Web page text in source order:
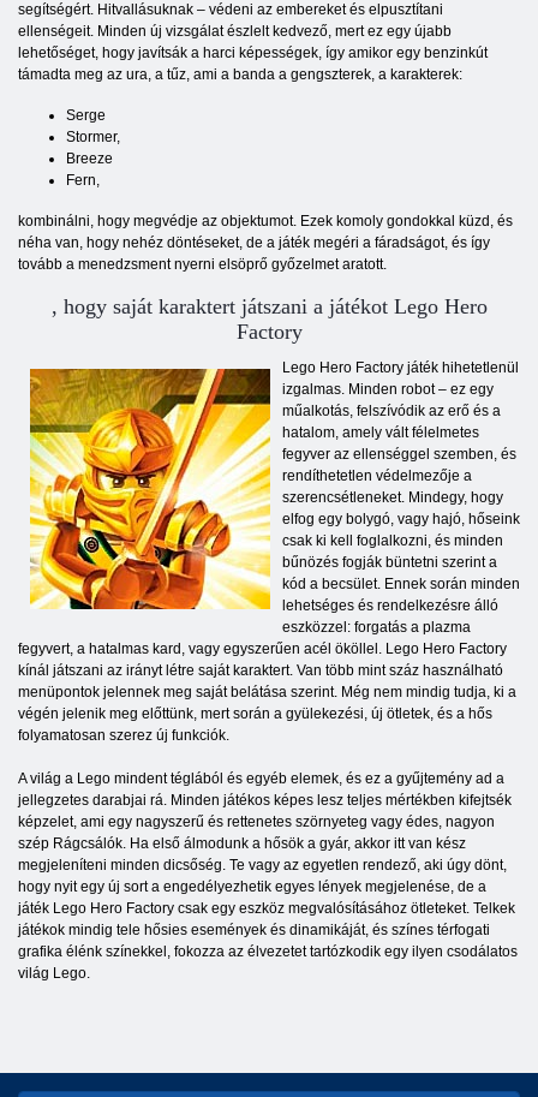
segítségért. Hitvallásuknak – védeni az embereket és elpusztítani
ellenségeit. Minden új vizsgálat észlelt kedvező, mert ez egy újabb
lehetőséget, hogy javítsák a harci képességek, így amikor egy benzinkút
támadta meg az ura, a tűz, ami a banda a gengszterek, a karakterek:
Serge
Stormer,
Breeze
Fern,
kombinálni, hogy megvédje az objektumot. Ezek komoly gondokkal küzd, és
néha van, hogy nehéz döntéseket, de a játék megéri a fáradságot, és így
tovább a menedzsment nyerni elsöprő győzelmet aratott.
, hogy saját karaktert játszani a játékot Lego Hero
Factory
Lego Hero Factory játék hihetetlenül
izgalmas. Minden robot – ez egy
műalkotás, felszívódik az erő és a
hatalom, amely vált félelmetes
fegyver az ellenséggel szemben, és
rendíthetetlen védelmezője a
szerencsétleneket. Mindegy, hogy
elfog egy bolygó, vagy hajó, hőseink
csak ki kell foglalkozni, és minden
bűnözés fogják büntetni szerint a
kód a becsület. Ennek során minden
lehetséges és rendelkezésre álló
eszközzel: forgatás a plazma
fegyvert, a hatalmas kard, vagy egyszerűen acél ököllel. Lego Hero Factory
kínál játszani az irányt létre saját karaktert. Van több mint száz használható
menüpontok jelennek meg saját belátása szerint. Még nem mindig tudja, ki a
végén jelenik meg előttünk, mert során a gyülekezési, új ötletek, és a hős
folyamatosan szerez új funkciók.
A világ a Lego mindent téglából és egyéb elemek, és ez a gyűjtemény ad a
jellegzetes darabjai rá. Minden játékos képes lesz teljes mértékben kifejtsék
képzelet, ami egy nagyszerű és rettenetes szörnyeteg vagy édes, nagyon
szép Rágcsálók. Ha első álmodunk a hősök a gyár, akkor itt van kész
megjeleníteni minden dicsőség. Te vagy az egyetlen rendező, aki úgy dönt,
hogy nyit egy új sort a engedélyezhetik egyes lények megjelenése, de a
játék Lego Hero Factory csak egy eszköz megvalósításához ötleteket. Telkek
játékok mindig tele hősies események és dinamikáját, és színes térfogati
grafika élénk színekkel, fokozza az élvezetet tartózkodik egy ilyen csodálatos
világ Lego.